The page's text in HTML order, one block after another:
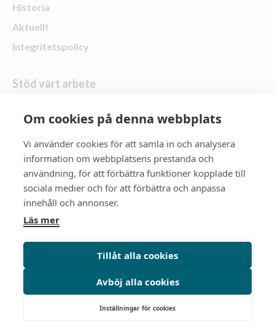
Historia
Aktuellt
Integritetspolicy
Stöd vårt arbete
Skänk en gåva
Följ oss
Zonta Distrikt 21
Zonta International
Gå till zonta.org
© Zonta International District 21 Sweden & Latvia 2026. |
Organisationsnummer: 80 20 09 7138
Om cookies på denna webbplats
Vi använder cookies för att samla in och analysera
information om webbplatsens prestanda och
användning, för att förbättra funktioner kopplade till
sociala medier och för att förbättra och anpassa
innehåll och annonser.
Läs mer
Tillåt alla cookies
Avböj alla cookies
Inställningar för cookies